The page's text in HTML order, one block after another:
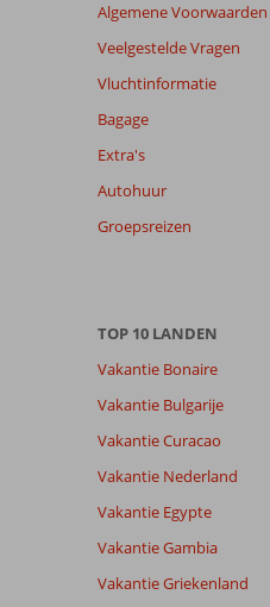
weergegeven
om
relevantie
garanderen.
onze
beoordelingen.
Totale score
54
beoordelingen
8,2
Algemene Voorwaarden
Veelgestelde Vragen
Vluchtinformatie
Bagage
Extra's
Autohuur
Groepsreizen
TOP 10 LANDEN
Vakantie Bonaire
Vakantie Bulgarije
Vakantie Curacao
Vakantie Nederland
Vakantie Egypte
Vakantie Gambia
Vakantie Griekenland